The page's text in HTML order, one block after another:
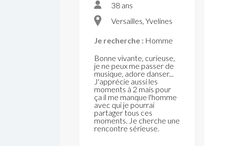
38 ans
Versailles, Yvelines
Je recherche : Homme
Bonne vivante, curieuse,
je ne peux me passer de
musique, adore danser...
J'apprécie aussi les
moments à 2 mais pour
ça il me manque l'homme
avec qui je pourrai
partager tous ces
moments. Je cherche une
rencontre sérieuse.